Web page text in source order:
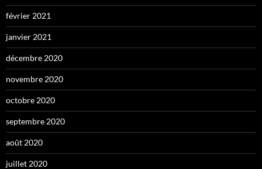
février 2021
janvier 2021
décembre 2020
novembre 2020
octobre 2020
septembre 2020
août 2020
juillet 2020